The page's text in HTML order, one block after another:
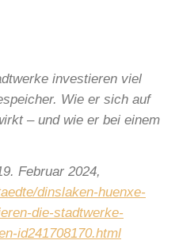
investieren viel
Wie er sich auf
– und wie er bei einem
Februar 2024,
dinslaken-huenxe-
die-stadtwerke-
id241708170.html